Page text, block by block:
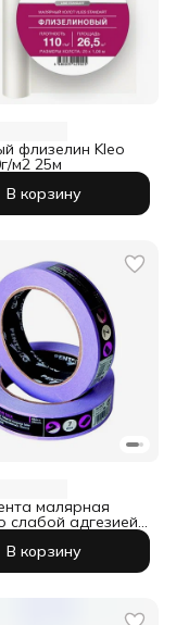
флизелин Kleo
м2 25м
В корзину
малярная
слабой адгезией
м
В корзину